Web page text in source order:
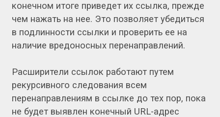
конечном итоге приведет их ссылка, прежде
чем нажать на нее. Это позволяет убедиться
в подлинности ссылки и проверить ее на
наличие вредоносных перенаправлений.
Расширители ссылок работают путем
рекурсивного следования всем
перенаправлениям в ссылке до тех пор, пока
не будет выявлен конечный URL-адрес